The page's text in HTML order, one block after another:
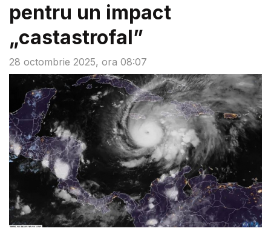
28 octombrie 2025, ora 08:07
pentru un impact
„castastrofal”